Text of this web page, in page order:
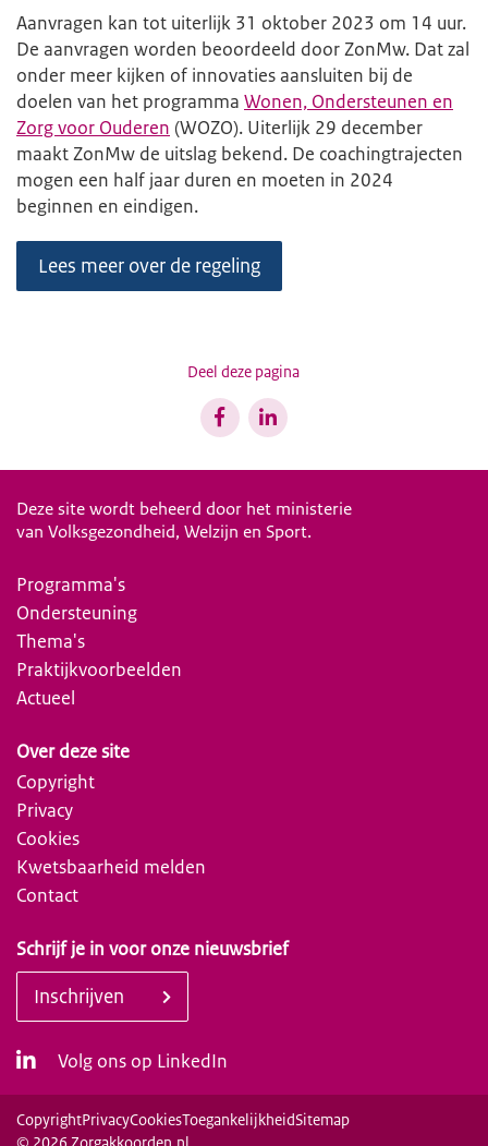
Aanvragen kan tot uiterlijk 31 oktober 2023 om 14 uur.
De aanvragen worden beoordeeld door ZonMw. Dat zal
onder meer kijken of innovaties aansluiten bij de
doelen van het programma Wonen, Ondersteunen en
Zorg voor Ouderen (WOZO). Uiterlijk 29 december
maakt ZonMw de uitslag bekend. De coachingtrajecten
mogen een half jaar duren en moeten in 2024
beginnen en eindigen.
Lees meer over de regeling
Deel deze pagina
Deze site wordt beheerd door het ministerie
van Volksgezondheid, Welzijn en Sport.
Programma's
Ondersteuning
Thema's
Praktijkvoorbeelden
Actueel
Over deze site
Copyright
Privacy
Cookies
Kwetsbaarheid melden
Contact
Volg ons op LinkedIn
Schrijf je in voor onze nieuwsbrief
Inschrijven
CopyrightPrivacyCookiesToegankelijkheidSitemap